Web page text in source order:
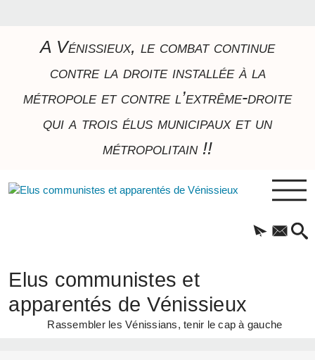
A Vénissieux, le combat continue
contre la droite installée à la
métropole et contre l’extrême-droite
qui a trois élus municipaux et un
métropolitain !!
Elus communistes et
apparentés de Vénissieux
Rassembler les Vénissians, tenir le cap à gauche